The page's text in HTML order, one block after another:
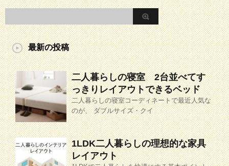
最新の投稿
二人暮らしの寝室 2台並べてす
っきりレイアウトできるベッド
二人暮らしの寝室コーディネートで最近人気な
のが、 ダブルサイズ・クイ
1LDK二人暮らしの理想的な家具
レイアウト